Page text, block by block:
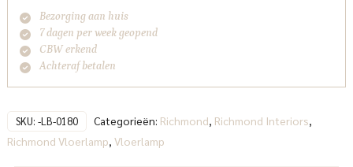
Bezorging aan huis
7 dagen per week geopend
CBW erkend
Achteraf betalen
SKU: -LB-0180 Categorieën: Richmond, Richmond Interiors,
Richmond Vloerlamp, Vloerlamp